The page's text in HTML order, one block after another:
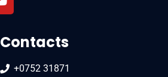
Contacts
+0752 31871